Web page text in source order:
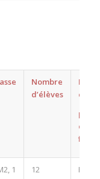
Nombre
d’élèves
Nom
du/
de
1 12